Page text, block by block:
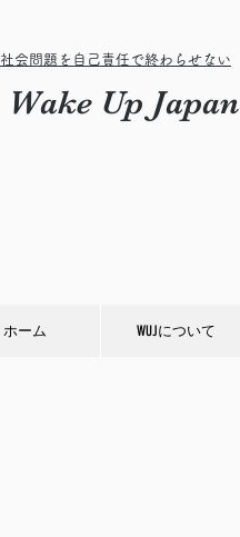
社会問題を自己責任で終わらせない
Wake Up Japan
ホーム WUJについて